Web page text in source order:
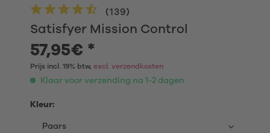
Satisfyer Mission Control
(139)
57,95€ *
Prijs incl. 19% btw, excl. verzendkosten
Klaar voor verzending na 1-2 dagen
Kleur: